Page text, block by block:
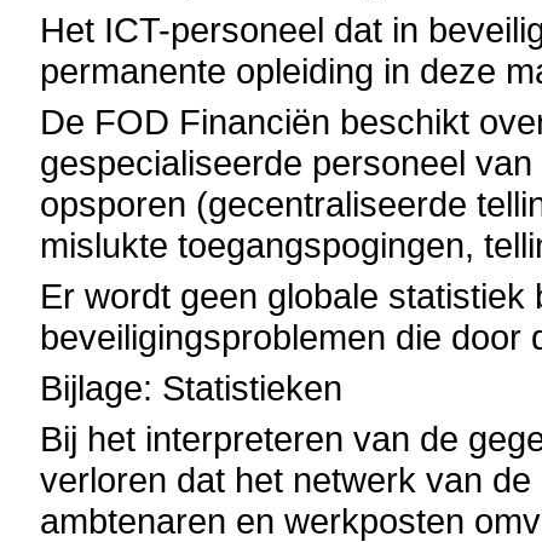
Het ICT-personeel dat in
permanente opleiding in deze
De FOD Financiën beschikt
gespecialiseerde personeel
opsporen (gecentraliseerde
mislukte toegangspogingen,
Er wordt geen globale statistiek
beveiligingsproblemen die
Bijlage: Statistieken
Bij het interpreteren van de
verloren dat het netwerk van
ambtenaren en werkposten